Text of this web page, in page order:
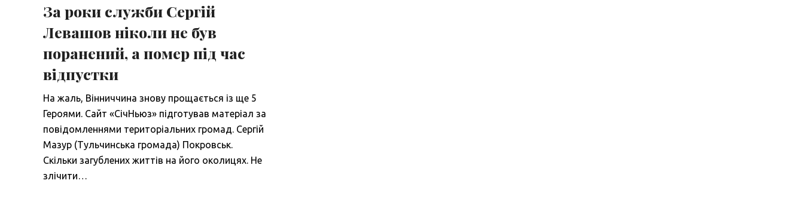
За роки служби Сергій
Левашов ніколи не був
поранений, а помер під час
відпустки
На жаль, Вінниччина знову прощається із ще 5
Героями. Сайт «СічНьюз» підготував матеріал за
повідомленнями територіальних громад. Сергій
Мазур (Тульчинська громада) Покровськ.
Скільки загублених життів на його околицях. Не
злічити…